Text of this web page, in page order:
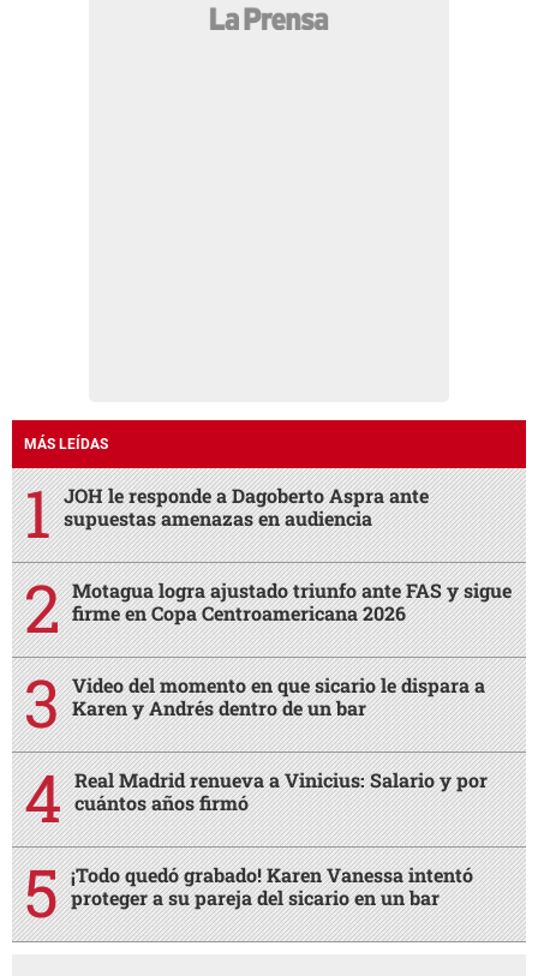
MÁS LEÍDAS
JOH le responde a Dagoberto Aspra ante
supuestas amenazas en audiencia
Motagua logra ajustado triunfo ante FAS y sigue
firme en Copa Centroamericana 2026
Video del momento en que sicario le dispara a
Karen y Andrés dentro de un bar
Real Madrid renueva a Vinicius: Salario y por
cuántos años firmó
¡Todo quedó grabado! Karen Vanessa intentó
proteger a su pareja del sicario en un bar